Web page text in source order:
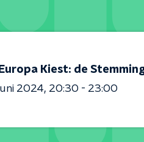
Kiest: de
2024 20:30 - 23:00